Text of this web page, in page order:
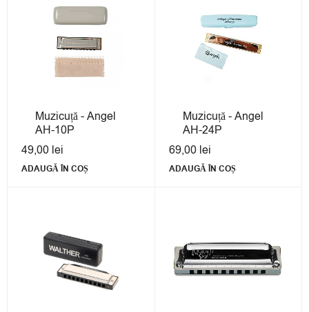
Muzicuță - Angel
AH-10P
49,00 lei
ADAUGĂ ÎN COȘ
Muzicuță - Angel
AH-24P
69,00 lei
ADAUGĂ ÎN COȘ